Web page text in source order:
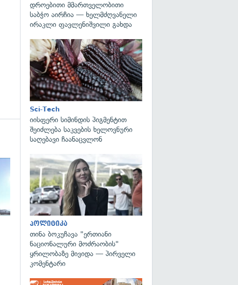
გადახედვა
დროებითი მმართველობითი
საბჭო აირჩია — ხელმძღვანელი
ირაკლი ფავლენიშვილი გახდა
Sci-Tech
იისფერი სიმინდის პიგმენტით
შეიძლება საკვების ხელოვნური
საღებავი ჩაანაცვლონ
პოლიტიკა
თინა ბოკუჩავა "ერთიანი
ნაციონალური მოძრაობის"
ყრილობაზე მივიდა — პირველი
კომენტარი